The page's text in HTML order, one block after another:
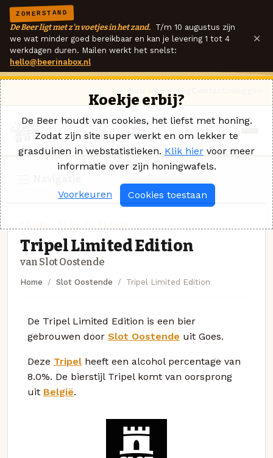
ZOMERSTAND
De Beer ligt met z'n voetjes in het zand. T/m 10 augustus zijn
we wat minder goed bereikbaar en kan je levering 1 tot 4
werkdagen duren. Mailen werkt het snelst:
hello@beerinabox.nl
×
Tripel Limited Edition
van Slot Oostende
Home Slot Oostende Tripel Limited Edition
De Tripel Limited Edition is een bier
gebrouwen door Slot Oostende uit Goes.
Deze Tripel heeft een alcohol percentage van
8.0%. De bierstijl Tripel komt van oorsprong
uit België.
Koekje erbij?
De Beer houdt van cookies, het liefst met honing.
Zodat zijn site super werkt en om lekker te
grasduinen in webstatistieken. Klik hier voor meer
informatie over zijn honingwafels.
Voorkeuren Cookies toestaan